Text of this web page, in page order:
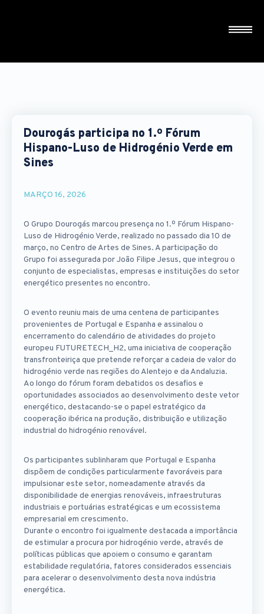
Dourogás participa no 1.º Fórum
Hispano-Luso de Hidrogénio Verde em
Sines
MARÇO 16, 2026
O Grupo Dourogás marcou presença no 1.º Fórum Hispano-
Luso de Hidrogénio Verde, realizado no passado dia 10 de
março, no Centro de Artes de Sines. A participação do
Grupo foi assegurada por João Filipe Jesus, que integrou o
conjunto de especialistas, empresas e instituições do setor
energético presentes no encontro.
O evento reuniu mais de uma centena de participantes
provenientes de Portugal e Espanha e assinalou o
encerramento do calendário de atividades do projeto
europeu FUTURETECH_H2, uma iniciativa de cooperação
transfronteiriça que pretende reforçar a cadeia de valor do
hidrogénio verde nas regiões do Alentejo e da Andaluzia.
Ao longo do fórum foram debatidos os desafios e
oportunidades associados ao desenvolvimento deste vetor
energético, destacando-se o papel estratégico da
cooperação ibérica na produção, distribuição e utilização
industrial do hidrogénio renovável.
Os participantes sublinharam que Portugal e Espanha
dispõem de condições particularmente favoráveis para
impulsionar este setor, nomeadamente através da
disponibilidade de energias renováveis, infraestruturas
industriais e portuárias estratégicas e um ecossistema
empresarial em crescimento.
Durante o encontro foi igualmente destacada a importância
de estimular a procura por hidrogénio verde, através de
políticas públicas que apoiem o consumo e garantam
estabilidade regulatória, fatores considerados essenciais
para acelerar o desenvolvimento desta nova indústria
energética.